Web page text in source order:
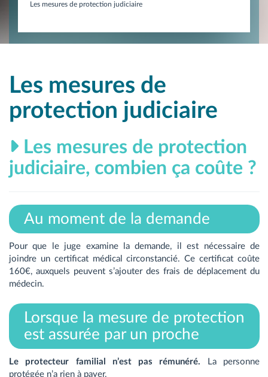
Les mesures de protection judiciaire
Les mesures de
protection judiciaire
Les mesures de protection
judiciaire, combien ça coûte ?
Au moment de la demande
Pour que le juge examine la demande, il est nécessaire de
joindre un certificat médical circonstancié. Ce certificat coûte
160€, auxquels peuvent s’ajouter des frais de déplacement du
médecin.
Lorsque la mesure de protection
est assurée par un proche
Le protecteur familial n’est pas rémunéré. La personne
protégée n’a rien à payer.